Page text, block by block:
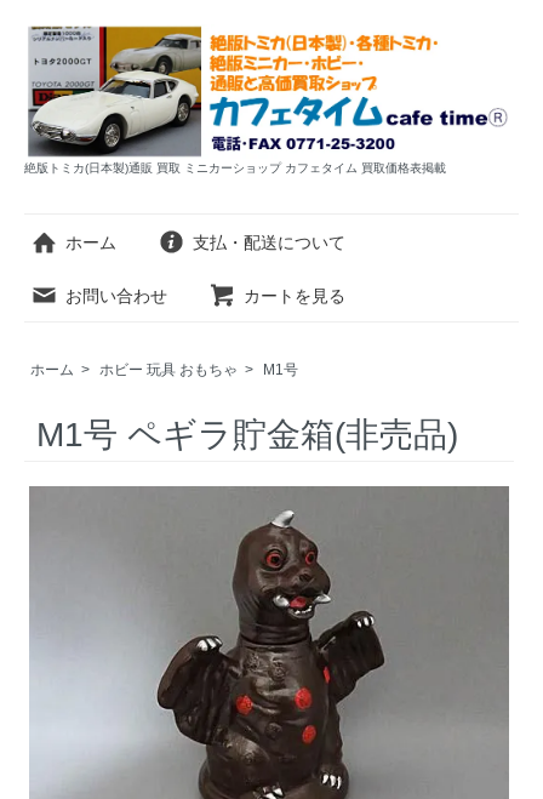
絶版トミカ(日本製)通販 買取 ミニカーショップ カフェタイム 買取価格表掲載
ホーム 支払・配送について
お問い合わせ カートを見る
ホーム > ホビー 玩具 おもちゃ > M1号
M1号 ペギラ貯金箱(非売品)